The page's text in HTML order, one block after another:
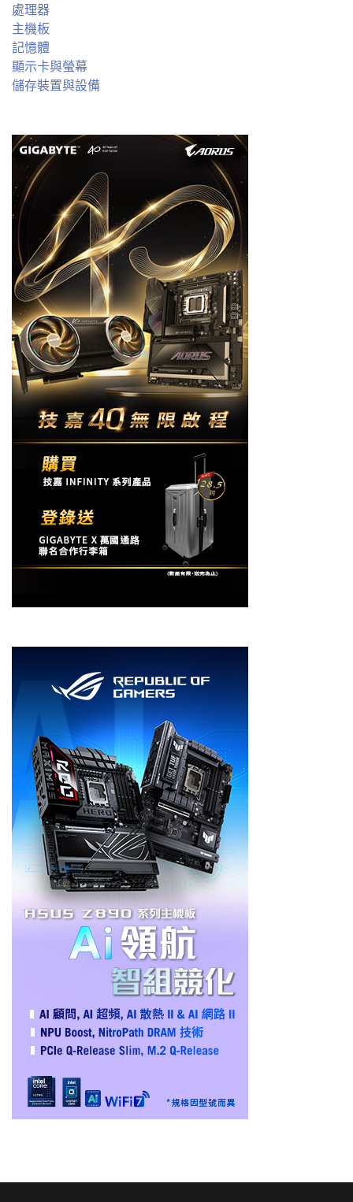
處理器
主機板
記憶體
顯示卡與螢幕
儲存裝置與設備